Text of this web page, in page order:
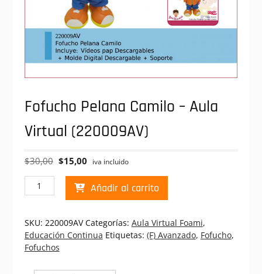
Fofucho Pelana Camilo – Aula
Virtual (220009AV)
$30,00 El
original
era:
$15,00 El
actual
es:
iva incluido
Fofucho
Pelana
-
Aula
Virtual
(220009AV)
cantidad
Añadir al carrito
SKU: 220009AV Categorías: Aula Virtual Foami,
Educación Continua Etiquetas: (F) Avanzado, Fofucho,
Fofuchos